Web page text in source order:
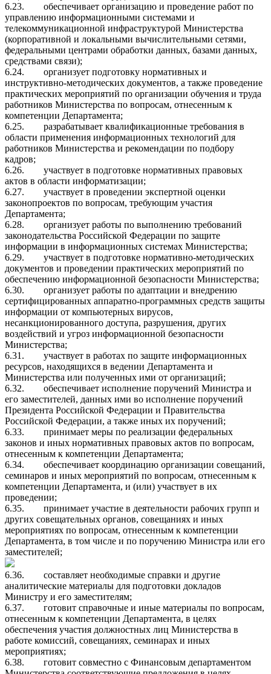
6.23.
обеспечивает организацию и проведение работ по
управлению информационными системами и
телекоммуникационной инфраструктурой Министерства
(корпоративной и локальными вычислительными сетями,
федеральными центрами обработки данных, базами данных,
средствами связи);
6.24.
организует подготовку нормативных и
инструктивно-методических документов, а также проведение
практических мероприятий по организации обучения и труда
работников Министерства по вопросам, отнесенным к
компетенции Департамента;
6.25.
разрабатывает квалификационные требования в
области применения информационных технологий для
работников Министерства и рекомендации по подбору
кадров;
6.26.
участвует в подготовке нормативных правовых
актов в области информатизации;
6.27.
участвует в проведении экспертной оценки
законопроектов по вопросам, требующим участия
Департамента;
6.28.
организует работы по выполнению требований
законодательства Российской Федерации по защите
информации в информационных системах Министерства;
6.29.
участвует в подготовке нормативно-методических
документов и проведении практических мероприятий по
обеспечению информационной безопасности Министерства;
6.30.
организует работы по адаптации и внедрению
сертифицированных аппаратно-программных средств защиты
информации от компьютерных вирусов,
несанкционированного доступа, разрушения, других
воздействий и угроз информационной безопасности
Министерства;
6.31.
участвует в работах по защите информационных
ресурсов, находящихся в ведении Департамента и
Министерства или полученных ими от организаций;
6.32.
обеспечивает исполнение поручений Министра и
его заместителей, данных ими во исполнение поручений
Президента Российской Федерации и Правительства
Российской Федерации, а также иных их поручений;
6.33.
принимает меры по реализации федеральных
законов и иных нормативных правовых актов по вопросам,
отнесенным к компетенции Департамента;
6.34.
обеспечивает координацию организации совещаний,
семинаров и иных мероприятий по вопросам, отнесенным к
компетенции Департамента, и (или) участвует в их
проведении;
6.35.
принимает участие в деятельности рабочих групп и
других совещательных органов, совещаниях и иных
мероприятиях по вопросам, отнесенным к компетенции
Департамента, в том числе и по поручению Министра или его
заместителей;
6.36.
составляет необходимые справки и другие
аналитические материалы для подготовки докладов
Министру и его заместителям;
6.37.
готовит справочные и иные материалы по вопросам,
отнесенным к компетенции Департамента, в целях
обеспечения участия должностных лиц Министерства в
работе комиссий, совещаниях, семинарах и иных
мероприятиях;
6.38.
готовит совместно с Финансовым департаментом